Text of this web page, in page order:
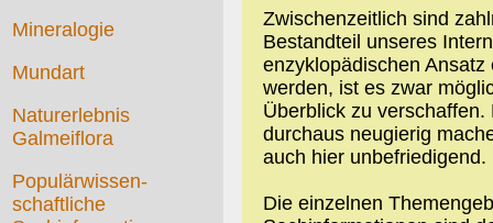
Mineralogie
Mundart
Naturerlebnis
Galmeiflora
Populärwissen-
schaftliche
Zwischenzeitlich sind
Bestandteil unseres
enzyklopädischen
werden, ist es zwar
Überblick zu
durchaus neugierig
auch hier unbefriedigend.
Die einzelnen